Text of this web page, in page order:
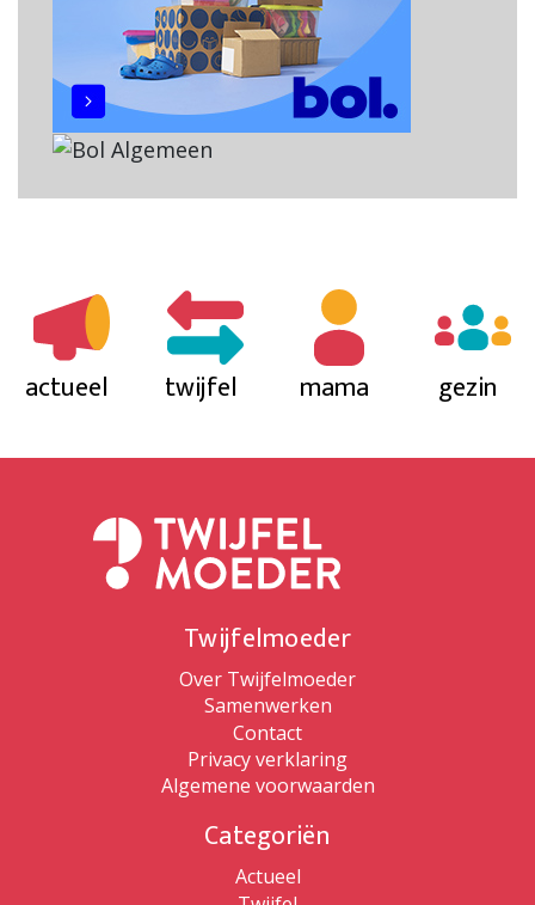
actueel twijfel mama gezin
Twijfelmoeder
Over Twijfelmoeder
Samenwerken
Contact
Privacy verklaring
Algemene voorwaarden
Categoriën
Actueel